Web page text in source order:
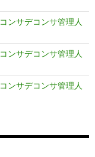
コンサデコンサ管理人
コンサデコンサ管理人
コンサデコンサ管理人